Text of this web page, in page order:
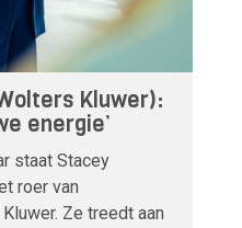
Kluwer):
energie’
staat Stacey
roer van
Ze treedt aan